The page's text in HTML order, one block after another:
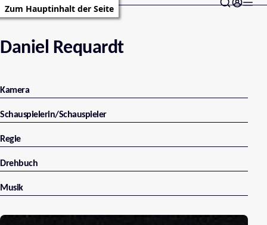
Zum Hauptinhalt der Seite
Daniel Requardt
Kamera
Schauspielerin/Schauspieler
Regie
Drehbuch
Musik